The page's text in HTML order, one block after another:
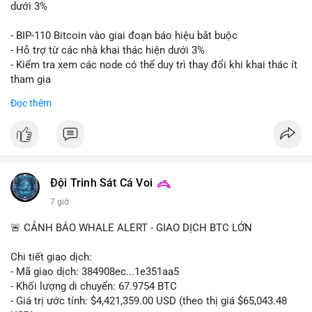
giá. Cần theo dõi sát sao bước tiếp theo của dòng tiền này.
Lời khuyên: Nhà đầu tư nhỏ lẻ nên thận trọng quan sát biến
động thanh khoản trong 24-48 giờ tới. Tránh hành động theo
cảm xúc, hãy chờ xác nhận điểm đến của số BTC này trước khi
điều chỉnh vị thế.
#556btc #36trusd
dưới 3%
- BIP-110 Bitcoin vào giai đoạn báo hiệu bắt buộc
- Hỗ trợ từ các nhà khai thác hiện dưới 3%
- Kiểm tra xem các node có thể duy trì thay đổi khi khai thác ít
tham gia
📰 Nguồn: Cointelegraph
Đọc thêm
Đội Trinh Sát Cá Voi
7 giờ
🚨 CẢNH BÁO WHALE ALERT - GIAO DỊCH BTC LỚN
Chi tiết giao dịch:
- Mã giao dịch: 384908ec...1e351aa5
- Khối lượng di chuyển: 67.9754 BTC
- Giá trị ước tính: $4,421,359.00 USD (theo thị giá $65,043.48